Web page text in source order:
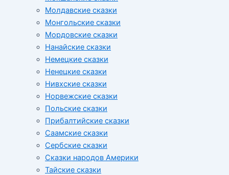
Молдавские сказки
Монгольские сказки
Мордовские сказки
Нанайские сказки
Немецкие сказки
Ненецкие сказки
Нивхские сказки
Норвежские сказки
Польские сказки
Прибалтийские сказки
Cаамские сказки
Сербские сказки
Сказки народов Америки
Тайские сказки